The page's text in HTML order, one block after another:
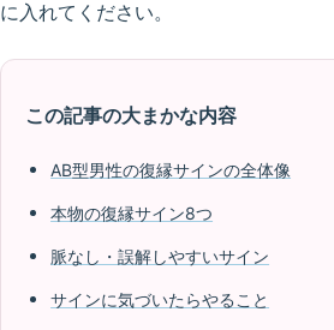
に入れてください。
この記事の大まかな内容
AB型男性の復縁サインの全体像
本物の復縁サイン8つ
脈なし・誤解しやすいサイン
サインに気づいたらやること